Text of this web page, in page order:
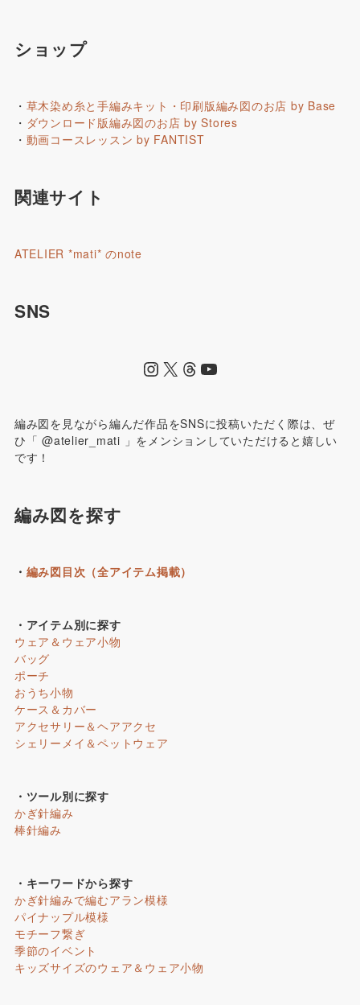
ショップ
・ 草木染め糸と手編みキット・印刷版編み図のお店 by Base
・ ダウンロード版編み図のお店 by Stores
・ 動画コースレッスン by FANTIST
関連サイト
ATELIER *mati* のnote
SNS
編み図を見ながら編んだ作品をSNSに投稿いただく際は、ぜ
ひ「 @atelier_mati 」をメンションしていただけると嬉しい
です！
編み図を探す
・ 編み図目次（全アイテム掲載）
・アイテム別に探す
ウェア＆ウェア小物
バッグ
ポーチ
おうち小物
ケース＆カバー
アクセサリー＆ヘアアクセ
シェリーメイ＆ペットウェア
・ツール別に探す
かぎ針編み
棒針編み
・キーワードから探す
かぎ針編みで編むアラン模様
パイナップル模様
モチーフ繋ぎ
季節のイベント
キッズサイズのウェア＆ウェア小物